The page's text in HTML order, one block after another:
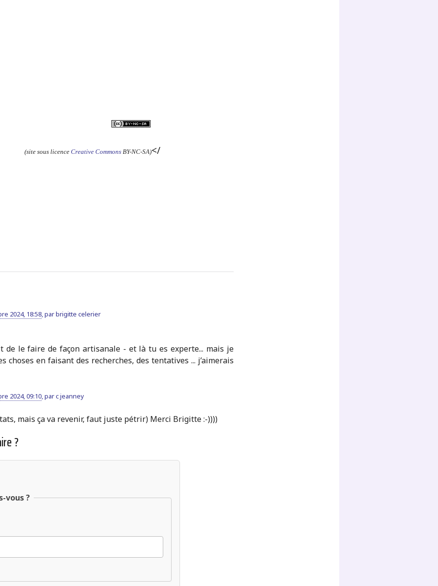
(site sous licence Creative CommonsBY-NC-SA)</
2024, 18:58,parbrigitte celerier
de le faire de façon artisanale - et là tu es experte... mais je
choses en faisant des recherches, des tentatives ... j’aimerais
2024, 09:10,parc jeanney
mais ça va revenir, faut juste pétrir) Merci Brigitte :-))))
?
vous ?